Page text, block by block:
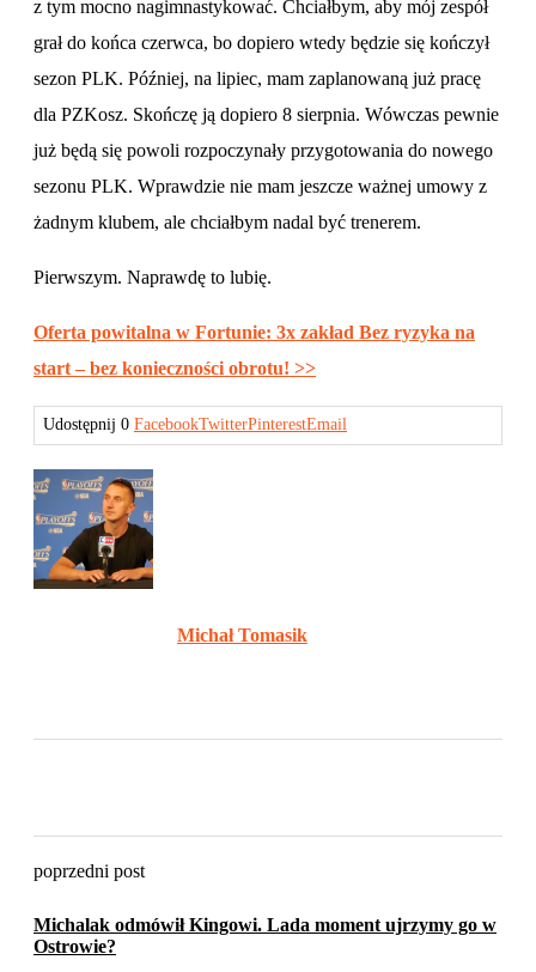
z tym mocno nagimnastykować. Chciałbym, aby mój zespół
grał do końca czerwca, bo dopiero wtedy będzie się kończył
sezon PLK. Później, na lipiec, mam zaplanowaną już pracę
dla PZKosz. Skończę ją dopiero 8 sierpnia. Wówczas pewnie
już będą się powoli rozpoczynały przygotowania do nowego
sezonu PLK. Wprawdzie nie mam jeszcze ważnej umowy z
żadnym klubem, ale chciałbym nadal być trenerem.
Pierwszym. Naprawdę to lubię.
Oferta powitalna w Fortunie: 3x zakład Bez ryzyka na
start – bez konieczności obrotu! >>
Udostępnij 0 FacebookTwitterPinterestEmail
Michał Tomasik
poprzedni post
Michalak odmówił Kingowi. Lada moment ujrzymy go w
Ostrowie?